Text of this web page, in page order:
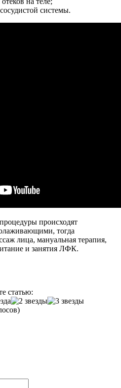
системы.
происходят
тогда
лица, мануальная терапия,
и занятия ЛФК.
статью: